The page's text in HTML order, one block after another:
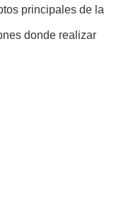
principales de la
donde realizar